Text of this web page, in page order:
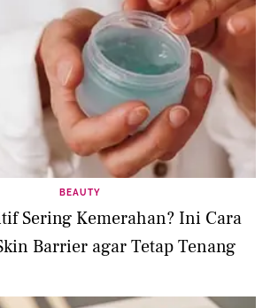
BEAUTY
Sering Kemerahan? Ini Cara
Barrier agar Tetap Tenang